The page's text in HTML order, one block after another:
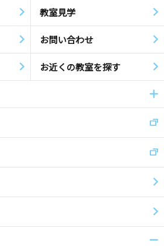
教室見学
お問い合わせ
お近くの教室を探す